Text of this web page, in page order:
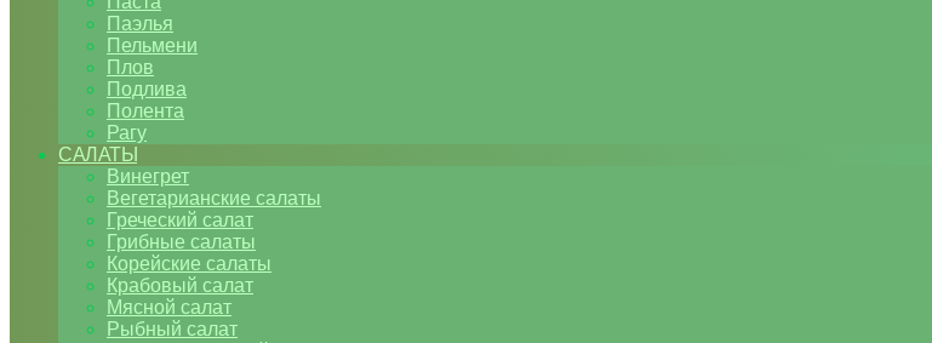
Паэлья
Пельмени
Плов
Подлива
Полента
Рагу
САЛАТЫ
Винегрет
Вегетарианские салаты
Греческий салат
Грибные салаты
Корейские салаты
Крабовый салат
Мясной салат
Рыбный салат